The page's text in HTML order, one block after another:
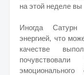
на этой неделе
Иногда Сатурн
энергией, что
качестве